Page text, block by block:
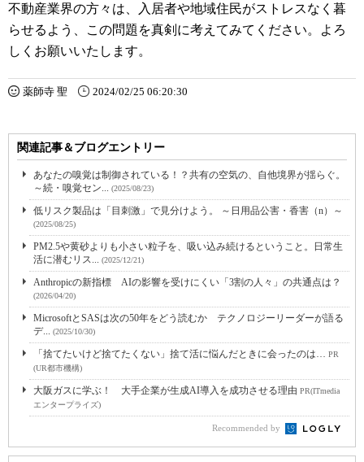
不動産業界の方々は、入居者や地域住民がストレスなく暮
らせるよう、この問題を真剣に考えてみてください。よろ
しくお願いいたします。
薬師寺 聖 2024/02/25 06:20:30
関連記事＆ブログエントリー
あなたの嗅覚は制御されている！？共有の空気の、自他境界が揺らぐ。
～続・嗅覚セン... (2025/08/23)
低リスク製品は「目刺激」で見分けよう。 ～日用品公害・香害（n）～
(2025/08/25)
PM2.5や黄砂よりも小さい粒子を、吸い込み続けるということ。日常生
活に潜むリス... (2025/12/21)
Anthropicの新指標 AIの影響を受けにくい「3割の人々」の共通点は？
(2026/04/20)
MicrosoftとSASは次の50年をどう読むか テクノロジーリーダーが語る
デ... (2025/10/30)
「捨てたいけど捨てたくない」捨て活に悩んだときに会ったのは… PR
(UR都市機構)
大阪ガスに学ぶ！ 大手企業が生成AI導入を成功させる理由 PR(ITmedia
エンタープライズ)
Recommended by